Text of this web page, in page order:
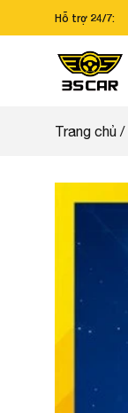
qua
Hỗ trợ 24/7:
Trang chủ /